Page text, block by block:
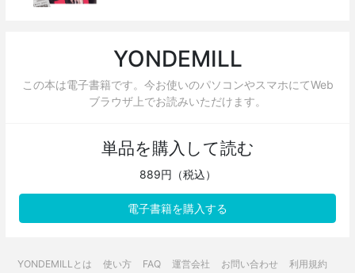
YONDEMILL
この本は電子書籍です。今お使いのパソコンやスマホにてWeb
ブラウザ上でお読みいただけます。
単品を購入して読む
889円（税込）
電子書籍を購入する
YONDEMILLとは 使い方 FAQ 運営会社 お問い合わせ
利用規約